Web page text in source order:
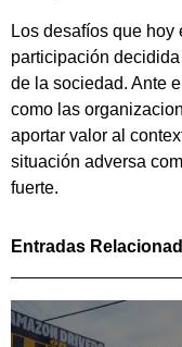
Los desafíos que
participación
de la sociedad. Ante
como las
aportar valor al
situación adversa
fuerte.
Entradas